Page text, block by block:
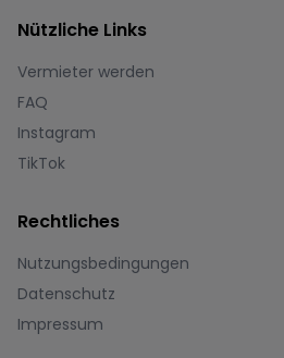
Nützliche Links
Vermieter werden
FAQ
Instagram
TikTok
Rechtliches
Nutzungsbedingungen
Datenschutz
Impressum